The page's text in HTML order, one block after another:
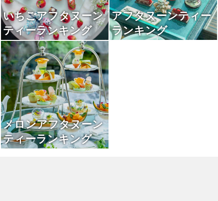
いちごアフタヌーン
ティーランキング
アフタヌーンティー
ランキング
メロンアフタヌーン
ティーランキング